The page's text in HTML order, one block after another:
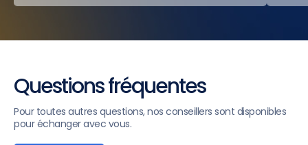
Questions fréquentes
Pour toutes autres questions, nos conseillers sont disponibles
pour échanger avec vous.